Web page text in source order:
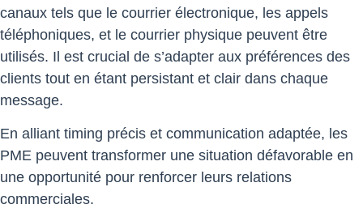
canaux tels que le courrier électronique, les appels
téléphoniques, et le courrier physique peuvent être
utilisés. Il est crucial de s’adapter aux préférences des
clients tout en étant persistant et clair dans chaque
message.
En alliant timing précis et communication adaptée, les
PME peuvent transformer une situation défavorable en
une opportunité pour renforcer leurs relations
commerciales.